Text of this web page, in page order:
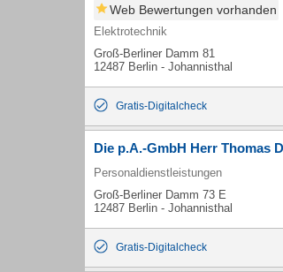
Web Bewertungen vorhanden
Elektrotechnik
Groß-Berliner Damm 81
12487 Berlin - Johannisthal
Gratis-Digitalcheck
Die p.A.-GmbH Herr Thomas
Personaldienstleistungen
Groß-Berliner Damm 73 E
12487 Berlin - Johannisthal
Gratis-Digitalcheck